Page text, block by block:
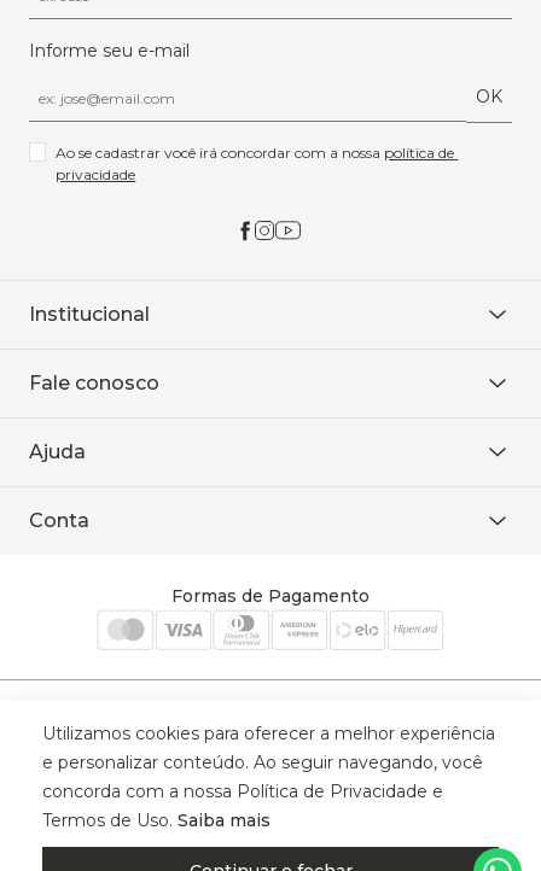
Informe seu e-mail
OK
Ao se cadastrar você irá concordar com a nossa política de
privacidade
Institucional
Onde encontrar
Baixe o APP
Fale conosco
WhatsApp
Ajuda
Política de entrega
Conta
Cadastre-se
Formas de Pagamento
| CNPJ: 59.907.634/0001-75 | Rua Santa Augusta, 409 - Vila
Utilizamos cookies para oferecer a melhor experiência
e personalizar conteúdo. Ao seguir navegando, você
concorda com a nossa Política de Privacidade e
Termos de Uso. Saiba mais